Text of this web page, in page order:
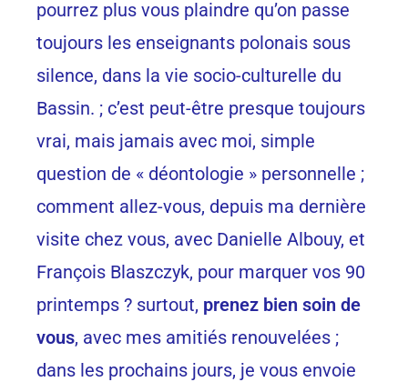
pourrez plus vous plaindre qu’on passe
toujours les enseignants polonais sous
silence, dans la vie socio-culturelle du
Bassin. ; c’est peut-être presque toujours
vrai, mais jamais avec moi, simple
question de « déontologie » personnelle ;
comment allez-vous, depuis ma dernière
visite chez vous, avec Danielle Albouy, et
François Blaszczyk, pour marquer vos 90
printemps ? surtout, prenez bien soin de
vous, avec mes amitiés renouvelées ;
dans les prochains jours, je vous envoie